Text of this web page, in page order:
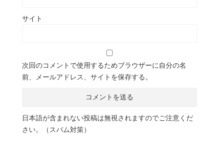
サイト
次回のコメントで使用するためブラウザーに自分の名
前、メールアドレス、サイトを保存する。
日本語が含まれない投稿は無視されますのでご注意くだ
さい。（スパム対策）